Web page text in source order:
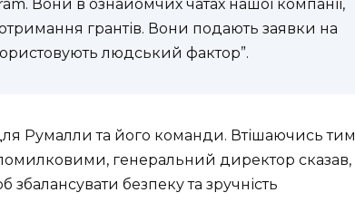
Вони в ознайомчих чатах нашої компанії,
грантів. Вони подають заявки на
людський фактор”.
Румалли та його команди. Втішаючись тим
генеральний директор сказав,
безпеку та зручність